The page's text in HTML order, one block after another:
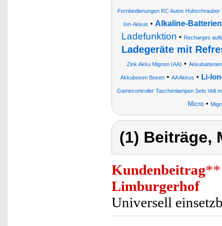
Fernbedienungen RC Autos
Ion-Akkus • Alkaline-
Ladefunktion • Recharges
Ladegeräte mit
Zink Akku Mignon (AA) •
Akkuboxen Boxen • AA Akkus • Li-
Gamecontroller Taschenlampen Sets Volt
Micro•
(1) Beiträge,
Kundenbeitrag**
Limburgerhof
Universell